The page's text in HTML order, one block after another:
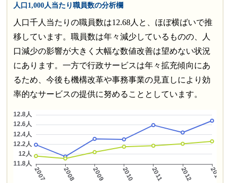
人口1,000人当たり職員数の分析欄
人口千人当たりの職員数は12.68人と、ほぼ横ばいで推
移しています。職員数は年々減少しているものの、人
口減少の影響が大きく大幅な数値改善は望めない状況
にあります。一方で行政サービスは年々拡充傾向にあ
るため、今後も機構改革や事務事業の見直しにより効
率的なサービスの提供に努めることとしています。